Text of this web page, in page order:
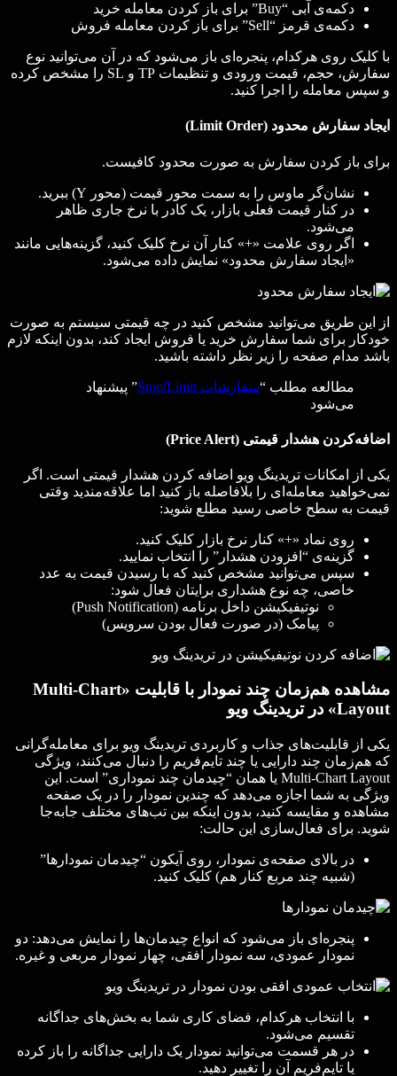
دکمه‌ی آبی “Buy” برای باز کردن معامله خرید
دکمه‌ی قرمز “Sell” برای باز کردن معامله فروش
با کلیک روی هرکدام، پنجره‌ای باز می‌شود که در آن می‌توانید نوع
سفارش، حجم، قیمت ورودی و تنظیمات TP و SL را مشخص کرده
و سپس معامله را اجرا کنید.
ایجاد سفارش محدود (Limit Order)
برای باز کردن سفارش به صورت محدود کافیست.
نشان‌گر ماوس را به سمت محور قیمت (محور Y) ببرید.
در کنار قیمت فعلی بازار، یک کادر با نرخ جاری ظاهر
می‌شود.
اگر روی علامت «+» کنار آن نرخ کلیک کنید، گزینه‌هایی مانند
«ایجاد سفارش محدود» نمایش داده می‌شود.
از این طریق می‌توانید مشخص کنید در چه قیمتی سیستم به صورت
خودکار برای شما سفارش خرید یا فروش ایجاد کند، بدون اینکه لازم
باشد مدام صفحه را زیر نظر داشته باشید.
مطالعه مطلب “سفارشات Stop/Limit
” پیشنهاد
می‌شود
اضافه‌کردن هشدار قیمتی (Price Alert)
یکی از امکانات تریدینگ ویو اضافه کردن هشدار قیمتی است. اگر
نمی‌خواهید معامله‌ای را بلافاصله باز کنید اما علاقه‌مندید وقتی
قیمت به سطح خاصی رسید مطلع شوید:
روی نماد «+» کنار نرخ بازار کلیک کنید.
گزینه‌ی “افزودن هشدار” را انتخاب نمایید.
سپس می‌توانید مشخص کنید که با رسیدن قیمت به عدد
خاصی، چه نوع هشداری برایتان فعال شود:
نوتیفیکیشن داخل برنامه (Push Notification)
پیامک (در صورت فعال بودن سرویس)
مشاهده هم‌زمان چند نمودار با قابلیت «Multi-Chart
Layout» در تریدینگ ویو
یکی از قابلیت‌های جذاب و کاربردی تریدینگ ویو برای معامله‌گرانی
که هم‌زمان چند دارایی یا چند تایم‌فریم را دنبال می‌کنند، ویژگی
Multi-Chart Layout یا همان “چیدمان چند نموداری” است. این
ویژگی به شما اجازه می‌دهد که چندین نمودار را در یک صفحه
مشاهده و مقایسه کنید، بدون اینکه بین تب‌های مختلف جابه‌جا
شوید. برای فعال‌سازی این حالت:
در بالای صفحه‌ی نمودار، روی آیکون “چیدمان نمودارها”
(شبیه چند مربع کنار هم) کلیک کنید.
پنجره‌ای باز می‌شود که انواع چیدمان‌ها را نمایش می‌دهد: دو
نمودار عمودی، سه نمودار افقی، چهار نمودار مربعی و غیره.
با انتخاب هرکدام، فضای کاری شما به بخش‌های جداگانه
تقسیم می‌شود.
در هر قسمت می‌توانید نمودار یک دارایی جداگانه را باز کرده
یا تایم‌فریم آن را تغییر دهید.